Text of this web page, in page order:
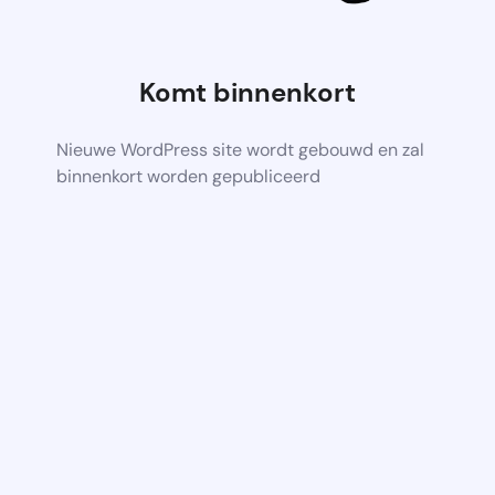
Komt binnenkort
Nieuwe WordPress site wordt gebouwd en zal
binnenkort worden gepubliceerd